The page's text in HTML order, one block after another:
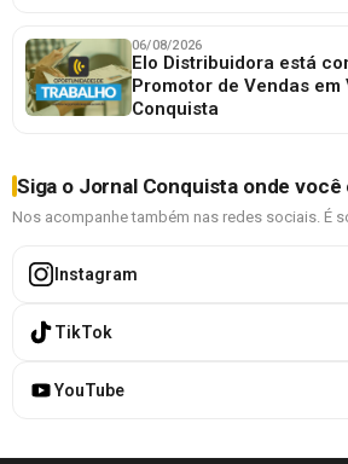
06/08/2026
Elo Distribuidora está
Promotor de Vendas em
Conquista
Siga o Jornal Conquista onde
Nos acompanhe também nas redes sociais. É
Instagram
TikTok
YouTube